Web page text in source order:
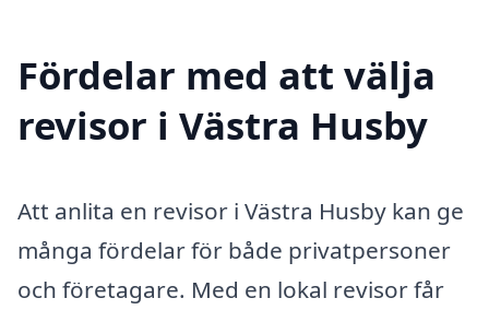
Fördelar med att välja
revisor i Västra Husby
Att anlita en revisor i Västra Husby kan ge
många fördelar för både privatpersoner
och företagare. Med en lokal revisor får